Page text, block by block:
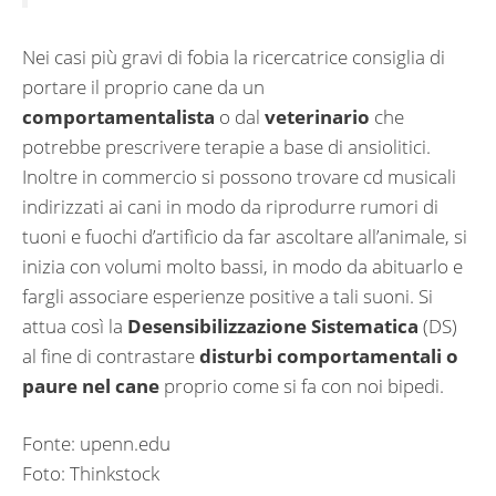
Nei casi più gravi di fobia la ricercatrice consiglia di
portare il proprio cane da un
comportamentalista o dal veterinario che
potrebbe prescrivere terapie a base di ansiolitici.
Inoltre in commercio si possono trovare cd musicali
indirizzati ai cani in modo da riprodurre rumori di
tuoni e fuochi d’artificio da far ascoltare all’animale, si
inizia con volumi molto bassi, in modo da abituarlo e
fargli associare esperienze positive a tali suoni. Si
attua così la Desensibilizzazione Sistematica (DS)
al fine di contrastaredisturbi comportamentali o
paure nel cane proprio come si fa con noi bipedi.
Fonte: upenn.edu
Foto: Thinkstock